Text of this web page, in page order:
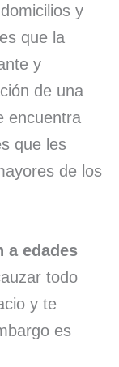
y
que la
y
de una
encuentra
que les
de los
a edades
todo
y te
es